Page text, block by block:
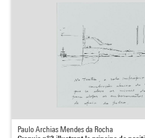
Paulo Archias Mendes da Rocha